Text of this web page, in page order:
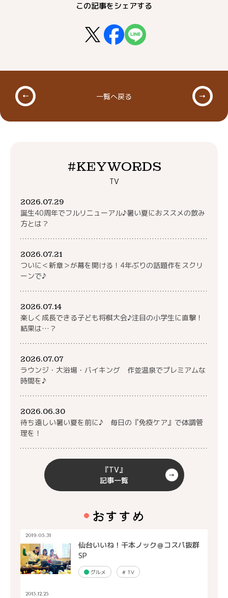
この記事をシェアする
一覧へ戻る
#KEYWORDS
TV
2026.07.29
誕生40周年でフルリニューアル♪暑い夏におススメの飲み
方とは？
2026.07.21
ついに＜新章＞が幕を開ける！4年ぶりの話題作をスクリ
ーンで♪
2026.07.14
楽しく成長できる子ども将棋大会♪注目の小学生に直撃！
結果は…？
2026.07.07
ラウンジ・大浴場・バイキング 作並温泉でプレミアムな
時間を♪
2026.06.30
待ち遠しい暑い夏を前に♪ 毎日の『免疫ケア』で体調管
理を！
『TV』
記事一覧
おすすめ
2019.05.31
仙台いいね！千本ノック＠コスパ抜群
SP
グルメ #TV
2015.12.25